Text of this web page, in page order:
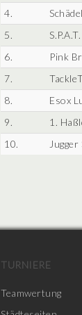
4.
5.
S.P.A.T.
6.
Pink
7.
8.
Esox
9.
1.
10.
TURNIERE
Teamwertung